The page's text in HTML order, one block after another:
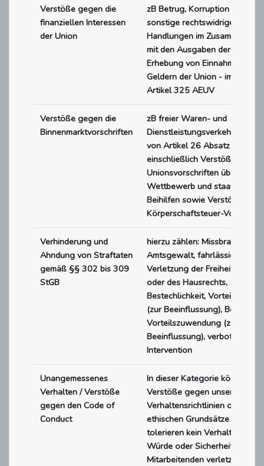
Verstöße gegen die
finanziellen Interessen
der Union
zB Betrug, Korruption und
sonstige rechtswidrige
Handlungen im
mit den Ausgaben der Union,
Erhebung von Einnahmen und
Geldern der Union - im Sinne
Artikel 325 AEUV
Verstöße gegen die
Binnenmarktvorschriften
zB freier Waren- und
Dienstleistungsverkehr - im
von Artikel 26 Absatz 2
einschließlich Verstöße gegen
Unionsvorschriften über
Wettbewerb und staatliche
Beihilfen sowie Verstöße
Körperschaftsteuer-
Verhinderung und
Ahndung von Straftaten
gemäß §§ 302 bis 309
StGB
hierzu zählen: Missbrauch der
Amtsgewalt, fahrlässige
Verletzung der Freiheit der
oder des Hausrechts,
Bestechlichkeit,
(zur Beeinflussung),
Vorteilszuwendung (zur
Beeinflussung), verbotene
Intervention
Unangemessenes
Verhalten / Verstöße
gegen den Code of
Conduct
In dieser Kategorie können Sie
Verstöße gegen unsere
Verhaltensrichtlinien oder
ethischen Grundsätze
tolerieren kein Verhalten, das
Würde oder Sicherheit unserer
Mitarbeitenden verletzt.